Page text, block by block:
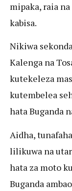
mipaka, raia
kabisa.
Nikiwa
Kalenga na
kutekeleza
kutembelea
hata Buganda
Aidha,
lilikuwa na
hata za moto
Buganda